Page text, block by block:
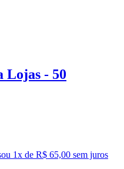
Lojas - 50
ou 1x de R$ 65,00 sem juros